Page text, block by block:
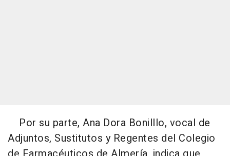
Por su parte, Ana Dora Bonilllo, vocal de
Adjuntos, Sustitutos y Regentes del Colegio